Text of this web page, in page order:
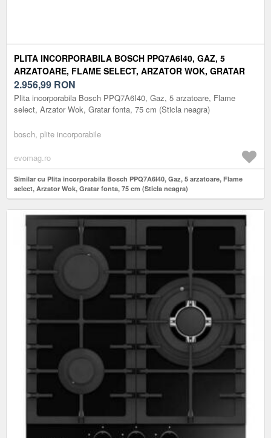
PLITA INCORPORABILA BOSCH PPQ7A6I40, GAZ, 5
ARZATOARE, FLAME SELECT, ARZATOR WOK, GRATAR
FONTA, 75 CM (STICLA NEAGRA)
2.956,99 RON
Plita incorporabila Bosch PPQ7A6I40, Gaz, 5 arzatoare, Flame
select, Arzator Wok, Gratar fonta, 75 cm (Sticla neagra)
bosch, plite incorporabile
evomag.ro
Similar cu Plita incorporabila Bosch PPQ7A6I40, Gaz, 5 arzatoare, Flame
select, Arzator Wok, Gratar fonta, 75 cm (Sticla neagra)